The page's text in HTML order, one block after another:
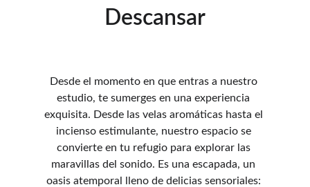
Descansar
Desde el momento en que entras a nuestro
estudio, te sumerges en una experiencia
exquisita. Desde las velas aromáticas hasta el
incienso estimulante, nuestro espacio se
convierte en tu refugio para explorar las
maravillas del sonido. Es una escapada, un
oasis atemporal lleno de delicias sensoriales: